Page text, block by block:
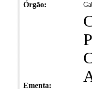
Órgão:
Ementa: